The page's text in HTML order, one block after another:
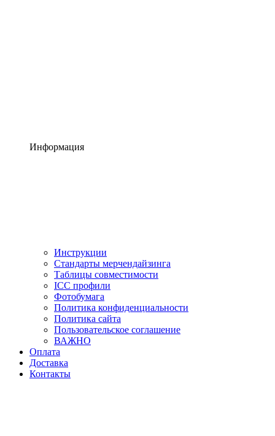
Информация
Инструкции
Стандарты мерчендайзинга
Таблицы совместимости
ICC профили
Фотобумага
Политика конфиденциальности
Политика сайта
Пользовательское соглашение
ВАЖНО
Оплата
Доставка
Контакты